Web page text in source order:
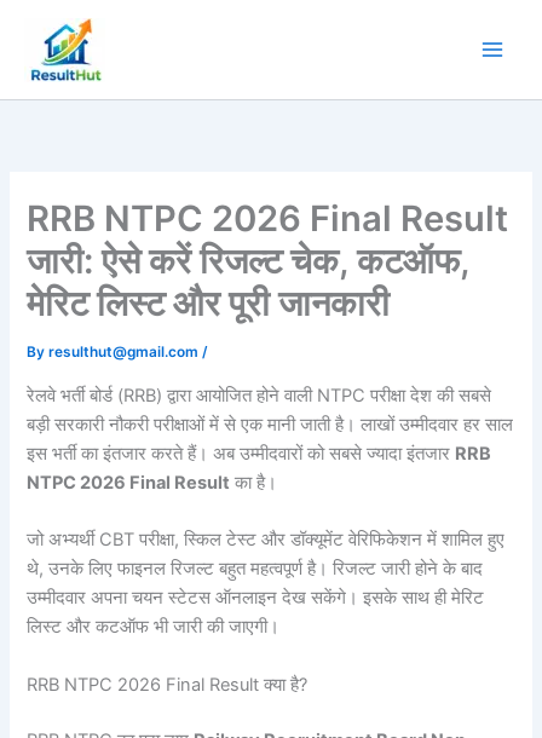
content
RRB NTPC 2026 Final Result
जारी: ऐसे करें रिजल्ट चेक, कटऑफ,
मेरिट लिस्ट और पूरी जानकारी
Byresulthut@gmail.com/
रेलवे भर्ती बोर्ड (RRB) द्वारा आयोजित होने वाली NTPC परीक्षा देश की सबसे
बड़ी सरकारी नौकरी परीक्षाओं में से एक मानी जाती है। लाखों उम्मीदवार हर साल
इस भर्ती का इंतजार करते हैं। अब उम्मीदवारों को सबसे ज्यादा इंतजार RRB
NTPC 2026 Final Result का है।
जो अभ्यर्थी CBT परीक्षा, स्किल टेस्ट और डॉक्यूमेंट वेरिफिकेशन में शामिल हुए
थे, उनके लिए फाइनल रिजल्ट बहुत महत्वपूर्ण है। रिजल्ट जारी होने के बाद
उम्मीदवार अपना चयन स्टेटस ऑनलाइन देख सकेंगे। इसके साथ ही मेरिट
लिस्ट और कटऑफ भी जारी की जाएगी।
RRB NTPC 2026 Final Result क्या है?